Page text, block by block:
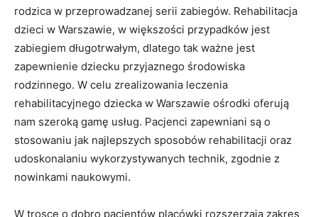
rodzica w przeprowadzanej serii zabiegów. Rehabilitacja
dzieci w Warszawie, w większości przypadków jest
zabiegiem długotrwałym, dlatego tak ważne jest
zapewnienie dziecku przyjaznego środowiska
rodzinnego. W celu zrealizowania leczenia
rehabilitacyjnego dziecka w Warszawie ośrodki oferują
nam szeroką gamę usług. Pacjenci zapewniani są o
stosowaniu jak najlepszych sposobów rehabilitacji oraz
udoskonalaniu wykorzystywanych technik, zgodnie z
nowinkami naukowymi.
W trosce o dobro pacjentów placówki rozszerzają zakres